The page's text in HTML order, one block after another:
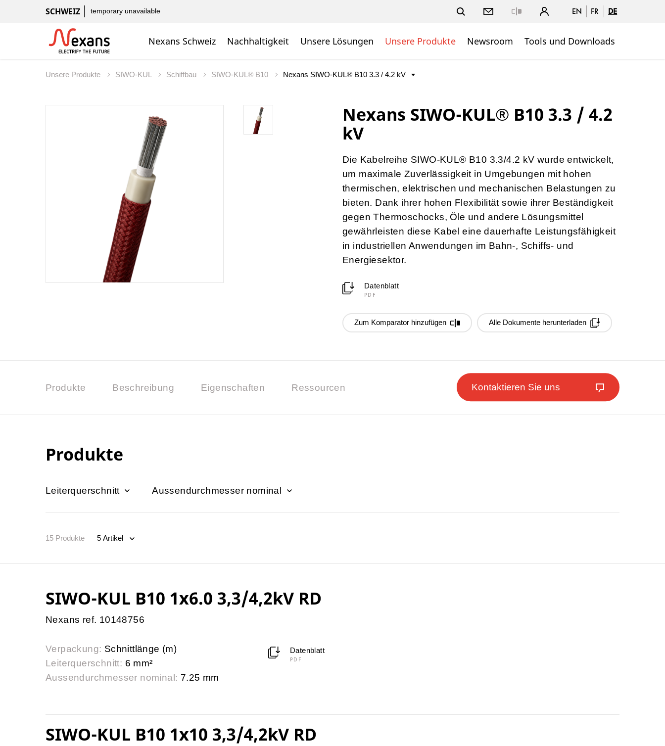
SCHWEIZ temporary unavailable EN FR DE
Nexans Schweiz Nachhaltigkeit Unsere Lösungen Unsere Produkte Newsroom Tools und Downloads
Unsere Produkte SIWO-KUL Schiffbau SIWO-KUL® B10
Nexans SIWO-KUL® B10 3.3 / 4.2
kV
Die Kabelreihe SIWO-KUL® B10 3.3/4.2 kV wurde entwickelt,
um maximale Zuverlässigkeit in Umgebungen mit hohen
thermischen, elektrischen und mechanischen Belastungen zu
bieten. Dank ihrer hohen Flexibilität sowie ihrer Beständigkeit
gegen Thermoschocks, Öle und andere Lösungsmittel
gewährleisten diese Kabel eine dauerhafte Leistungsfähigkeit
in industriellen Anwendungen im Bahn-, Schiffs- und
Energiesektor.
Datenblatt
PDF
Zum Komparator hinzufügen Alle Dokumente herunterladen
Produkte Beschreibung Eigenschaften Ressourcen Kontaktieren Sie uns
Produkte
Leiterquerschnitt Aussendurchmesser nominal
15 Produkte
SIWO-KUL B10 1x6.0 3,3/4,2kV RD
Nexans ref. 10148756
Verpackung: Schnittlänge (m)
Leiterquerschnitt: 6 mm²
Aussendurchmesser nominal: 7.25 mm
Datenblatt
PDF
SIWO-KUL B10 1x10 3,3/4,2kV RD